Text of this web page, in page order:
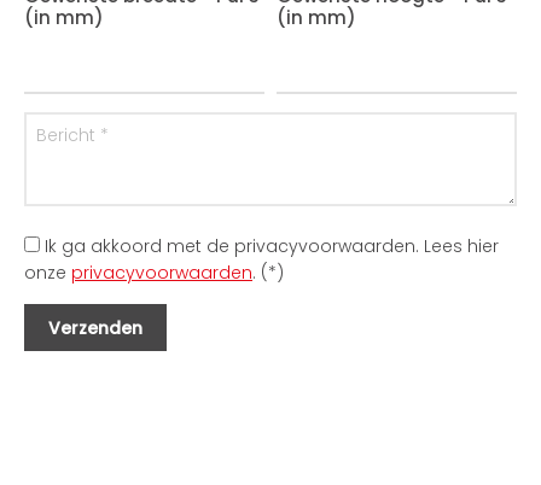
(in mm)
(in mm)
Ik ga akkoord met de privacyvoorwaarden. Lees hier
onze privacyvoorwaarden. (*)